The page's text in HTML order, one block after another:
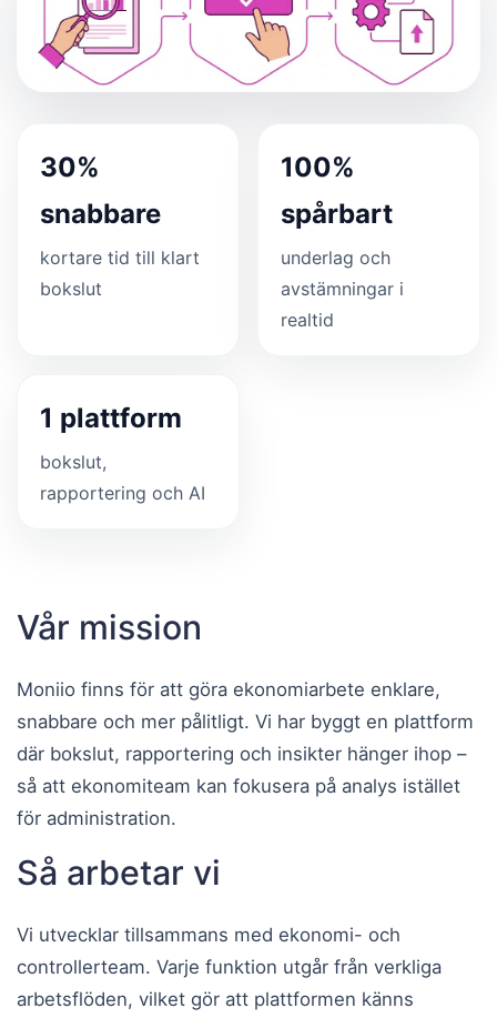
30%
snabbare
kortare tid till klart
bokslut
100%
spårbart
underlag och
avstämningar i
realtid
1 plattform
bokslut,
rapportering och AI
Vår mission
Moniio finns för att göra ekonomiarbete enklare,
snabbare och mer pålitligt. Vi har byggt en plattform
där bokslut, rapportering och insikter hänger ihop –
så att ekonomiteam kan fokusera på analys istället
för administration.
Så arbetar vi
Vi utvecklar tillsammans med ekonomi- och
controllerteam. Varje funktion utgår från verkliga
arbetsflöden, vilket gör att plattformen känns